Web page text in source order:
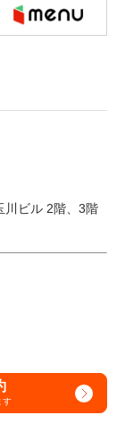
川ビル 2階、3階
す